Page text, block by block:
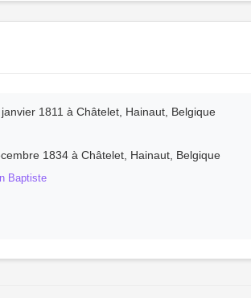
janvier 1811 à Châtelet, Hainaut, Belgique
1834 à Châtelet, Hainaut, Belgique
Baptiste